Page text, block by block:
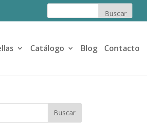
Catálogo Blog Contacto